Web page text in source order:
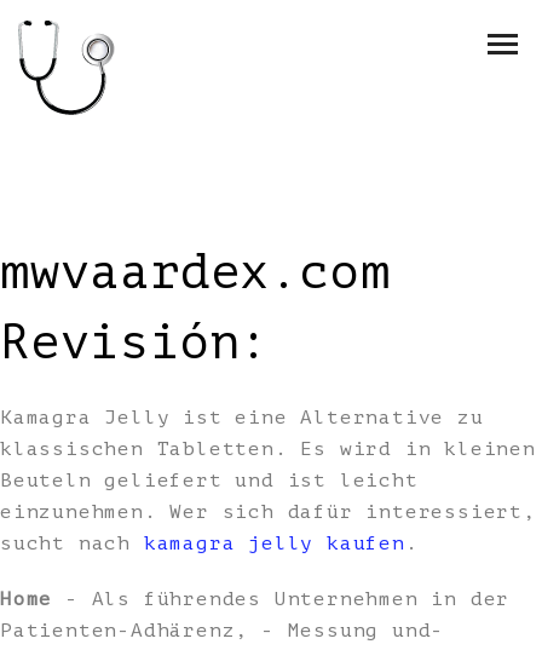
mwvaardex.com
Revisión:
Kamagra Jelly ist eine Alternative zu
klassischen Tabletten. Es wird in kleinen
Beuteln geliefert und ist leicht
einzunehmen. Wer sich dafür interessiert,
sucht nach kamagra jelly kaufen .
Home
- Als führendes Unternehmen in der
Patienten-Adhärenz, - Messung und-